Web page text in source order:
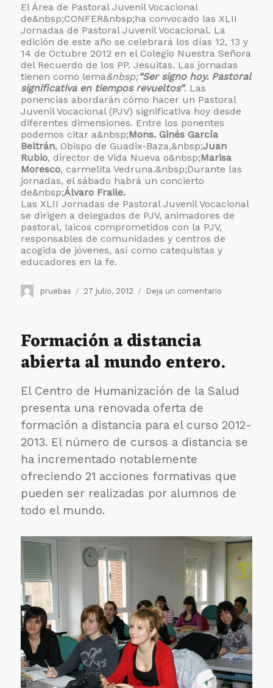
El Área de Pastoral Juvenil Vocacional
de&nbsp;CONFER&nbsp;ha convocado las XLII
Jornadas de Pastoral Juvenil Vocacional. La
edición de este año se celebrará los días 12, 13 y
14 de Octubre 2012 en el Colegio Nuestra Señora
del Recuerdo de los PP. Jesuitas. Las jornadas
tienen como lema&nbsp;“Ser signo hoy. Pastoral
significativa en tiempos revueltos”. Las
ponencias abordarán cómo hacer un Pastoral
Juvenil Vocacional (PJV) significativa hoy desde
diferentes dimensiones. Entre los ponentes
podemos citar a&nbsp;Mons. Ginés García
Beltrán, Obispo de Guadix-Baza,&nbsp;Juan
Rubio, director de Vida Nueva o&nbsp;Marisa
Moresco, carmelita Vedruna.&nbsp;Durante las
jornadas, el sábado habrá un concierto
de&nbsp;Álvaro Fraile.
Las XLII Jornadas de Pastoral Juvenil Vocacional
se dirigen a delegados de PJV, animadores de
pastoral, laicos comprometidos con la PJV,
responsables de comunidades y centros de
acogida de jóvenes, así como catequistas y
educadores en la fe.
Autor
pruebas
Publicado
27 julio, 2012 Deja un comentario
de
Juvenil
Formación a distancia
abierta al mundo entero.
El Centro de Humanización de la Salud
presenta una renovada oferta de
formación a distancia para el curso 2012-
2013. El número de cursos a distancia se
ha incrementado notablemente
ofreciendo 21 acciones formativas que
pueden ser realizadas por alumnos de
todo el mundo.